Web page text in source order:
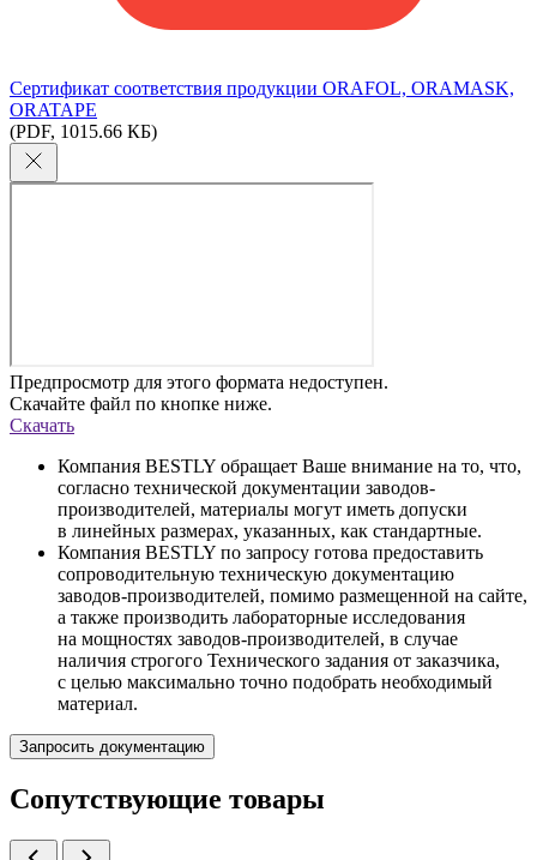
Сертификат соответствия продукции ORAFOL, ORAMASK,
ORATAPE
(PDF, 1015.66 КБ)
Предпросмотр для этого формата недоступен.
Скачайте файл по кнопке ниже.
Скачать
Компания BESTLY обращает Ваше внимание на то, что,
согласно технической документации заводов-
производителей, материалы могут иметь допуски
в линейных размерах, указанных, как стандартные.
Компания BESTLY по запросу готова предоставить
сопроводительную техническую документацию
заводов-производителей, помимо размещенной на сайте,
а также производить лабораторные исследования
на мощностях заводов-производителей, в случае
наличия строгого Технического задания от заказчика,
с целью максимально точно подобрать необходимый
материал.
Запросить документацию
Сопутствующие товары